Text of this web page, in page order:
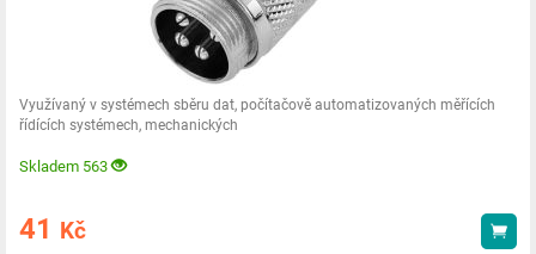
Využívaný v systémech sběru dat, počítačově automatizovaných měřících
řídících systémech, mechanických
Skladem 563
41 Kč